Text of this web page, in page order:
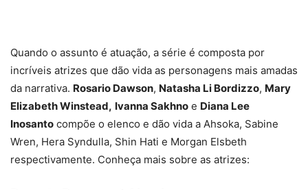
Quando o assunto é atuação, a série é composta por
incríveis atrizes que dão vida as personagens mais amadas
da narrativa. Rosario Dawson, Natasha Li Bordizzo, Mary
Elizabeth Winstead, Ivanna Sakhno e Diana Lee
Inosanto compõe o elenco e dão vida a Ahsoka, Sabine
Wren, Hera Syndulla, Shin Hati e Morgan Elsbeth
respectivamente. Conheça mais sobre as atrizes: